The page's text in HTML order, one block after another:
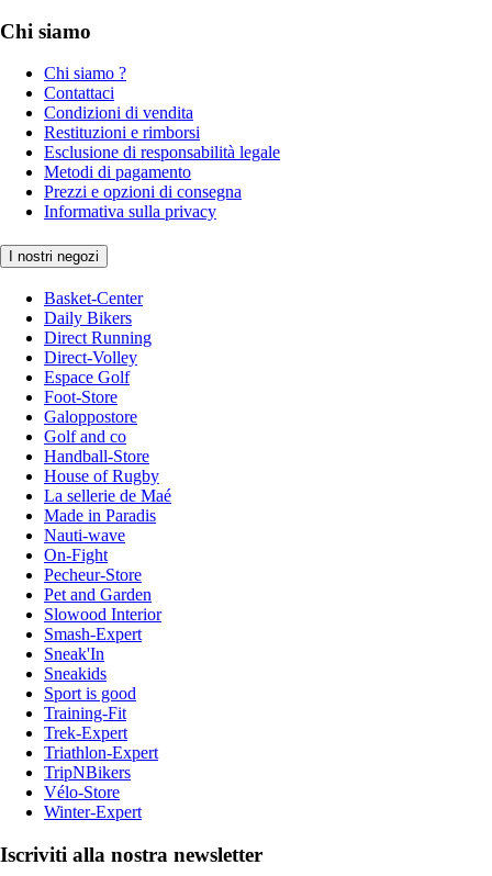
Chi siamo
Chi siamo ?
Contattaci
Condizioni di vendita
Restituzioni e rimborsi
Esclusione di responsabilità legale
Metodi di pagamento
Prezzi e opzioni di consegna
Informativa sulla privacy
I nostri negozi
Basket-Center
Daily Bikers
Direct Running
Direct-Volley
Espace Golf
Foot-Store
Galoppostore
Golf and co
Handball-Store
House of Rugby
La sellerie de Maé
Made in Paradis
Nauti-wave
On-Fight
Pecheur-Store
Pet and Garden
Slowood Interior
Smash-Expert
Sneak'In
Sneakids
Sport is good
Training-Fit
Trek-Expert
Triathlon-Expert
TripNBikers
Vélo-Store
Winter-Expert
Iscriviti alla nostra newsletter